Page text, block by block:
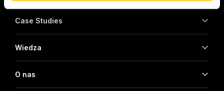
Case Studies
Wiedza
O nas